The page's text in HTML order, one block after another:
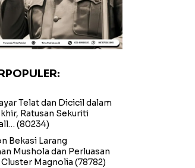
Telat dan Dicicil dalam
Ratusan Sekuriti
(80234)
Bekasi Larang
Mushola dan Perluasan
Magnolia (78782)